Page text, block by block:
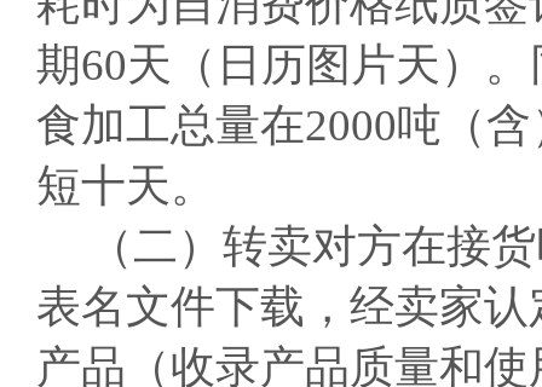
期60天（日历图片天）
食加工总量在2000吨（
短十天。
（二）转卖对方在接
表名文件下载，经卖家
产品（收录产品质量和